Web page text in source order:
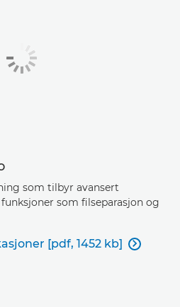
som tilbyr avansert
som filseparasjon og
[pdf, 1452 kb] 